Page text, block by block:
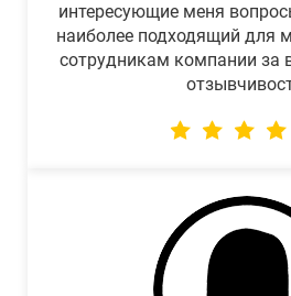
интересующие меня
наиболее подходящий для
сотрудникам компании за